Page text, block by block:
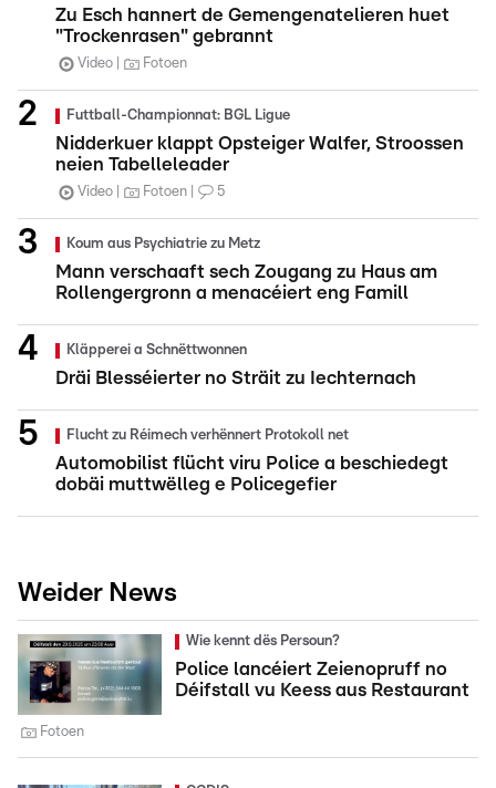
Zu Esch hannert de Gemengenatelieren huet
"Trockenrasen" gebrannt
Video Fotoen
Futtball-Championnat: BGL Ligue
Nidderkuer klappt Opsteiger Walfer, Stroossen
neien Tabelleleader
Video Fotoen 5
Koum aus Psychiatrie zu Metz
Mann verschaaft sech Zougang zu Haus am
Rollengergronn a menacéiert eng Famill
Kläpperei a Schnëttwonnen
Dräi Blesséierter no Sträit zu Iechternach
Flucht zu Réimech verhënnert Protokoll net
Automobilist flücht viru Police a beschiedegt
dobäi muttwëlleg e Policegefier
Weider News
Wie kennt dës Persoun?
Police lancéiert Zeienopruff no
Déifstall vu Keess aus Restaurant
Fotoen